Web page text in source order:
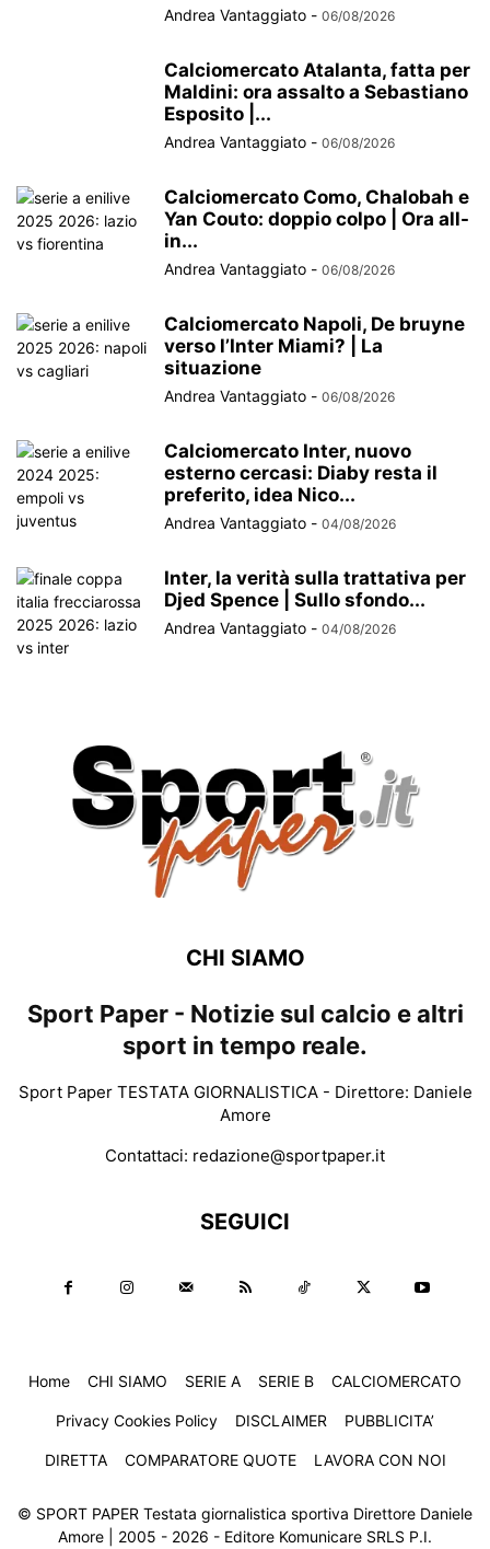
Andrea Vantaggiato - 06/08/2026
Calciomercato Atalanta, fatta per
Maldini: ora assalto a Sebastiano
Esposito |...
Andrea Vantaggiato - 06/08/2026
Calciomercato Como, Chalobah e
Yan Couto: doppio colpo | Ora all-
in...
Andrea Vantaggiato - 06/08/2026
Calciomercato Napoli, De bruyne
verso l’Inter Miami? | La
situazione
Andrea Vantaggiato - 06/08/2026
Calciomercato Inter, nuovo
esterno cercasi: Diaby resta il
preferito, idea Nico...
Andrea Vantaggiato - 04/08/2026
Inter, la verità sulla trattativa per
Djed Spence | Sullo sfondo...
Andrea Vantaggiato - 04/08/2026
CHI SIAMO
Sport Paper - Notizie sul calcio e altri
sport in tempo reale.
Sport Paper TESTATA GIORNALISTICA - Direttore: Daniele
Amore
Contattaci: redazione@sportpaper.it
SEGUICI
Home CHI SIAMO SERIE A SERIE B CALCIOMERCATO
Privacy Cookies Policy DISCLAIMER PUBBLICITA’
DIRETTA COMPARATORE QUOTE LAVORA CON NOI
© SPORT PAPER Testata giornalistica sportiva Direttore Daniele
Amore | 2005 - 2026 - Editore Komunicare SRLS P.I.